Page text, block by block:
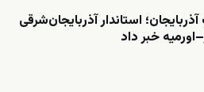
استاندار آذربایجان‌شرقی
خبر داد